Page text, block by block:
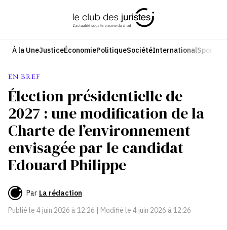
À la UneJusticeÉconomiePolitiqueSociétéInternationalSport
EN BREF
Élection présidentielle de
2027 : une modification de la
Charte de l’environnement
envisagée par le candidat
Edouard Philippe
Par La rédaction
Publié le 4 juin 2026 à 12:26 | Modifié le 4 juin 2026 à 12:26